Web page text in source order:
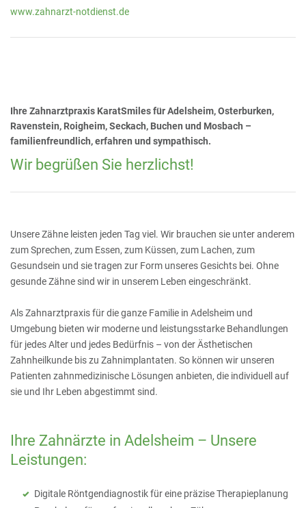
www.zahnarzt-notdienst.de
Ihre Zahnarztpraxis KaratSmiles für Adelsheim, Osterburken,
Ravenstein, Roigheim, Seckach, Buchen und Mosbach –
familienfreundlich, erfahren und sympathisch.
Wir begrüßen Sie herzlichst!
Unsere Zähne leisten jeden Tag viel. Wir brauchen sie unter anderem
zum Sprechen, zum Essen, zum Küssen, zum Lachen, zum
Gesundsein und sie tragen zur Form unseres Gesichts bei. Ohne
gesunde Zähne sind wir in unserem Leben eingeschränkt.
Als Zahnarztpraxis für die ganze Familie in Adelsheim und
Umgebung bieten wir moderne und leistungsstarke Behandlungen
für jedes Alter und jedes Bedürfnis – von der Ästhetischen
Zahnheilkunde bis zu Zahnimplantaten. So können wir unseren
Patienten zahnmedizinische Lösungen anbieten, die individuell auf
sie und Ihr Leben abgestimmt sind.
Ihre Zahnärzte in Adelsheim – Unsere
Leistungen:
Digitale Röntgendiagnostik für eine präzise Therapieplanung